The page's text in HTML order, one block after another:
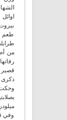
طعم
من
قصير
ذكرى
وفي